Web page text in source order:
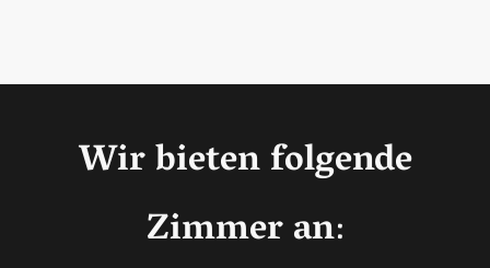
Wir bieten folgende
Zimmer an: